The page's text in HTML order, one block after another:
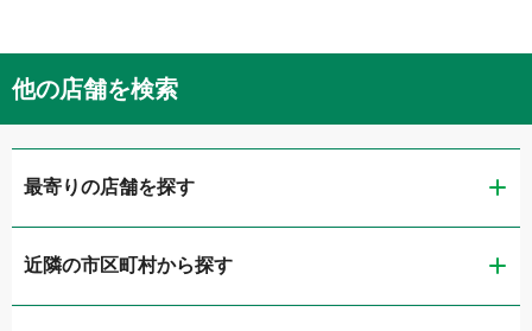
他の店舗を検索
最寄りの店舗を探す
ガリバー水戸50号バイパス店
近隣の市区町村から探す